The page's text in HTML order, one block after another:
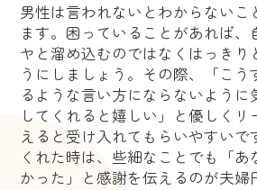
男性は言われないとわからないこ
ます。困っていることがあれば、
ヤと溜め込むのではなくはっきり
うにしましょう。その際、「こう
るような言い方にならないように
してくれると嬉しい」と優しく
えると受け入れてもらいやすいで
くれた時は、些細なことでも「
かった」と感謝を伝えるのが夫婦